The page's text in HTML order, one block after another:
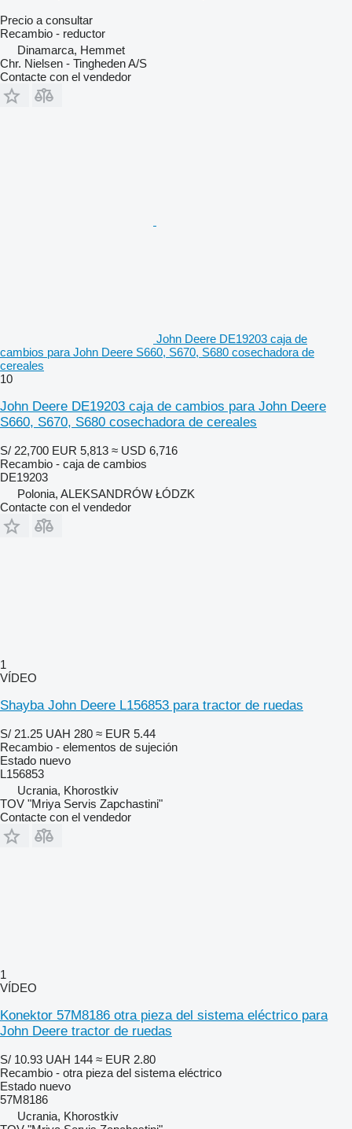
Precio a consultar
Recambio - reductor
Dinamarca, Hemmet
Chr. Nielsen - Tingheden A/S
Contacte con el vendedor
John Deere DE19203 caja de
cambios para John Deere S660, S670, S680 cosechadora de
cereales
10
John Deere DE19203 caja de cambios para John Deere
S660, S670, S680 cosechadora de cereales
S/ 22,700 EUR 5,813 ≈ USD 6,716
Recambio - caja de cambios
DE19203
Polonia, ALEKSANDRÓW ŁÓDZK
Contacte con el vendedor
1
VÍDEO
Shayba John Deere L156853 para tractor de ruedas
S/ 21.25 UAH 280 ≈ EUR 5.44
Recambio - elementos de sujeción
Estado nuevo
L156853
Ucrania, Khorostkiv
TOV "Mriya Servis Zapchastini"
Contacte con el vendedor
1
VÍDEO
Konektor 57M8186 otra pieza del sistema eléctrico para
John Deere tractor de ruedas
S/ 10.93 UAH 144 ≈ EUR 2.80
Recambio - otra pieza del sistema eléctrico
Estado nuevo
57M8186
Ucrania, Khorostkiv